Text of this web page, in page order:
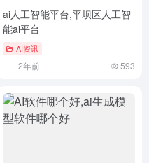
ai人工智能平台,平坝区人工智
能ai平台
AI资讯
2年前 593